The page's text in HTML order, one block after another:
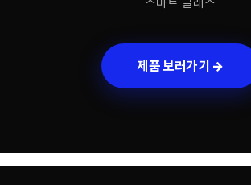
제품 보러가기 →